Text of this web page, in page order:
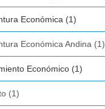
Económica (1)
Económica Andina (1)
Económico (1)
(1)